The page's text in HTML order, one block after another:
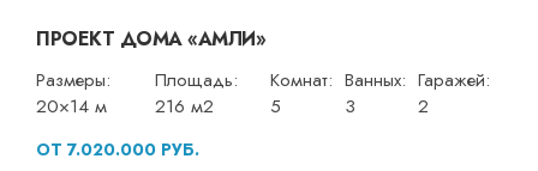
ПРОЕКТ ДОМА «АМЛИ»
Размеры:
20×14 м
Площадь:
216 м2
Комнат:
5
Ванных:
3
Гаражей:
2
ОТ 7.020.000 РУБ.